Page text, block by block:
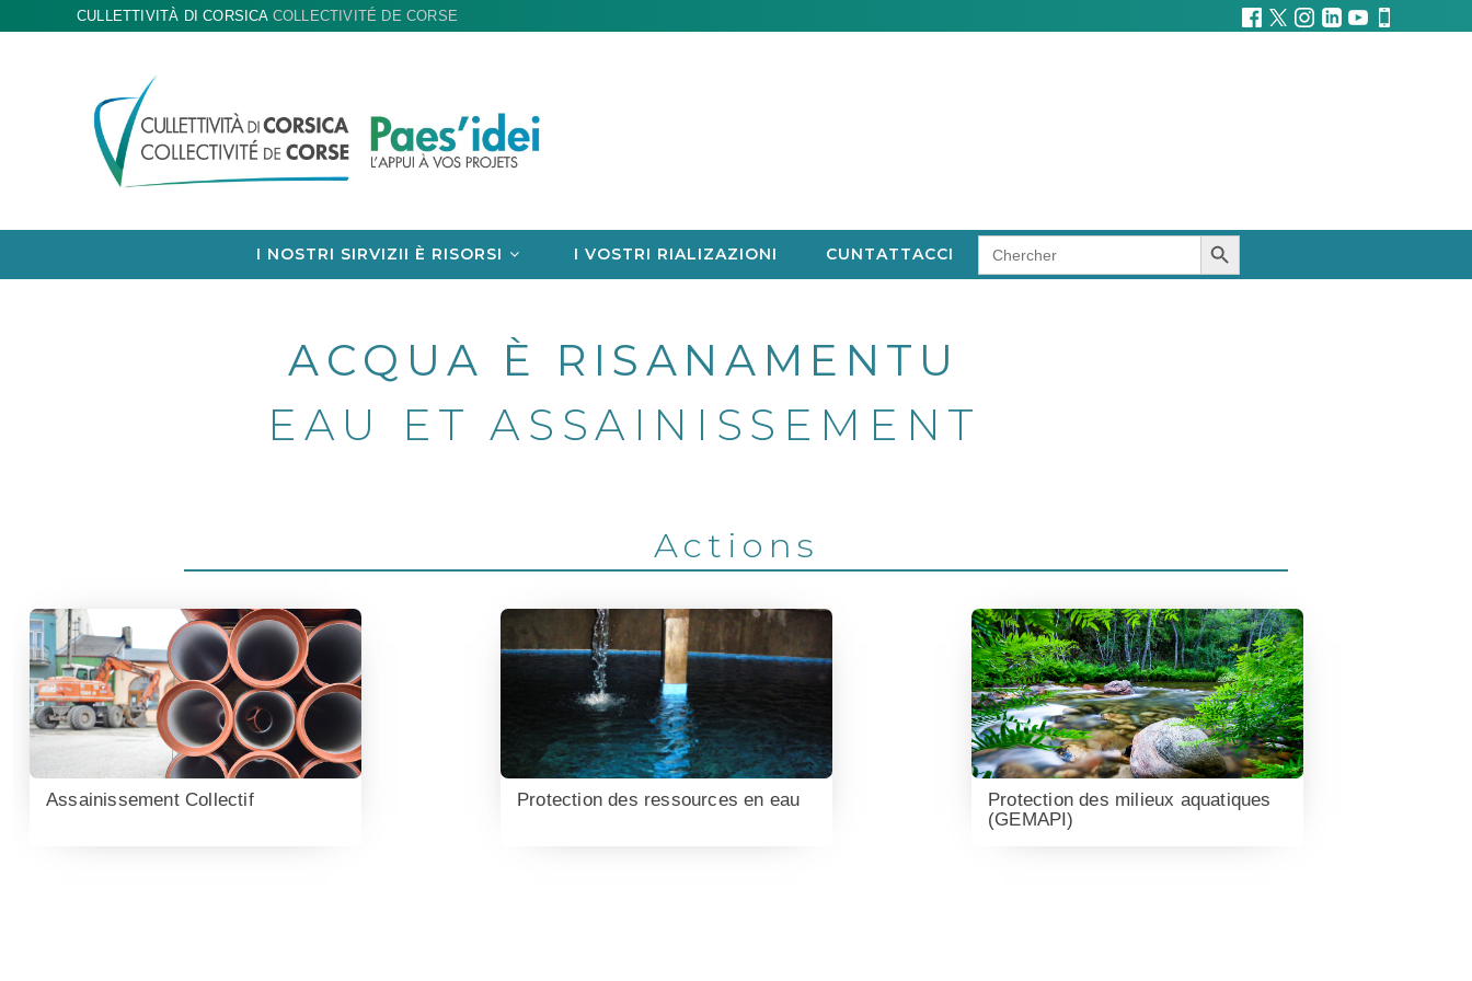
CULLETTIVITÀ DI CORSICA COLLECTIVITÉ DE CORSE
I NOSTRI SIRVIZII È RISORSI I VOSTRI RIALIZAZIONI CUNTATTACCI
for:
SEARCH BUTTON
ACQUA È RISANAMENTU
EAU ET ASSAINISSEMENT
Actions
Assainissement Collectif Protection des ressources en eau
Protection des milieux aquatiques
(GEMAPI)